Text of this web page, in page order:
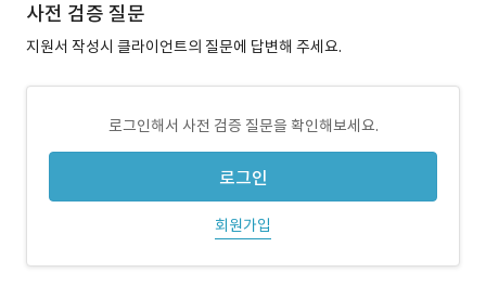
사전 검증 질문
지원서 작성시 클라이언트의 질문에 답변해 주세요.
로그인해서 사전 검증 질문을 확인해보세요.
로그인
회원가입